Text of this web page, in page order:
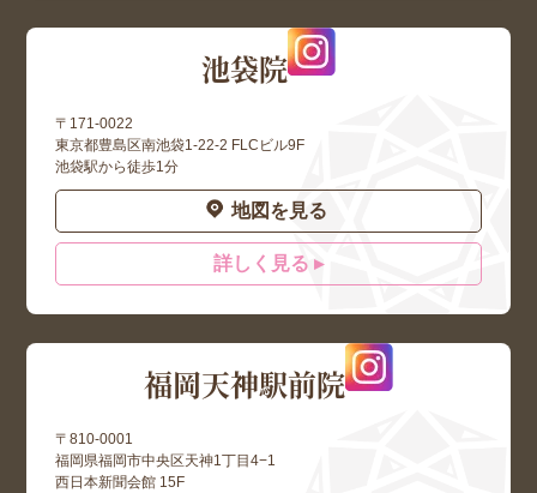
池袋院
〒171-0022
東京都豊島区南池袋1-22-2 FLCビル9F
池袋駅から徒歩1分
地図を見る
詳しく見る ▸
福岡天神駅前院
〒810-0001
福岡県福岡市中央区天神1丁目4−1
西日本新聞会館 15F